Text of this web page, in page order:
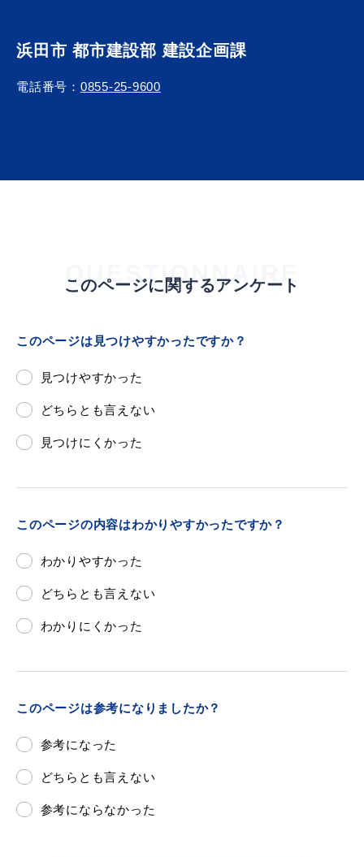
浜田市 都市建設部 建設企画課
電話番号： 0855-25-9600
QUESTIONNAIRE
このページに関するアンケート
このページは見つけやすかったですか？
見つけやすかった
どちらとも言えない
見つけにくかった
このページの内容はわかりやすかったですか？
わかりやすかった
どちらとも言えない
わかりにくかった
このページは参考になりましたか？
参考になった
どちらとも言えない
参考にならなかった